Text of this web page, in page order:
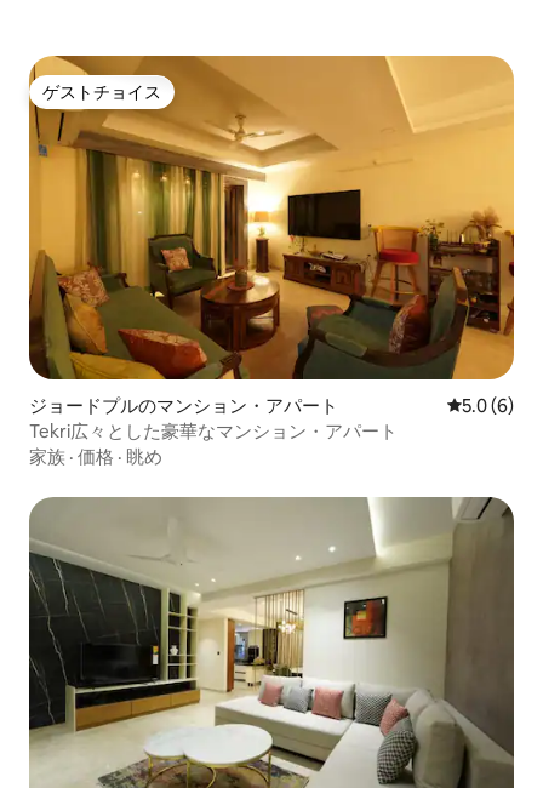
ゲストチョイス
ゲストチョイス
ジョードプルのマンション・アパート レビュー6
5.0 (6)
Tekri広々とした豪華なマンション・アパート
家族 · 価格 · 眺め